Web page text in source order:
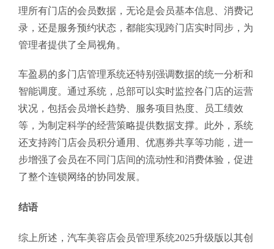
理所有门店的会员数据，无论是会员基本信息、消费记
录，还是服务预约状态，都能实现跨门店实时同步，为
管理者提供了全局视角。
车盈易的多门店管理系统还特别强调数据的统一分析和
智能调度。通过系统，总部可以实时监控各门店的运营
状况，包括会员增长趋势、服务项目热度、员工绩效
等，为制定科学的经营策略提供数据支撑。此外，系统
还支持跨门店会员积分通用、优惠券共享等功能，进一
步增强了会员在不同门店间的流动性和消费体验，促进
了整个连锁网络的协同发展。
结语
综上所述，汽车美容店会员管理系统2025升级版以其创